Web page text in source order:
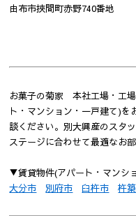
由布市挾間町赤野740番地
お菓子の菊家 本社工場・工
ト・マンション・一戸建て)
談ください。別大興産のスタ
ステージに合わせて最適なお
▼賃貸物件(アパート・マンシ
大分市
別府市 臼杵市 杵